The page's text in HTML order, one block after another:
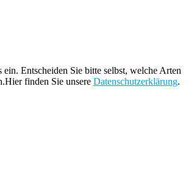
Entscheiden Sie bitte selbst, welche Arten
finden Sie unsere Datenschutzerklärung.